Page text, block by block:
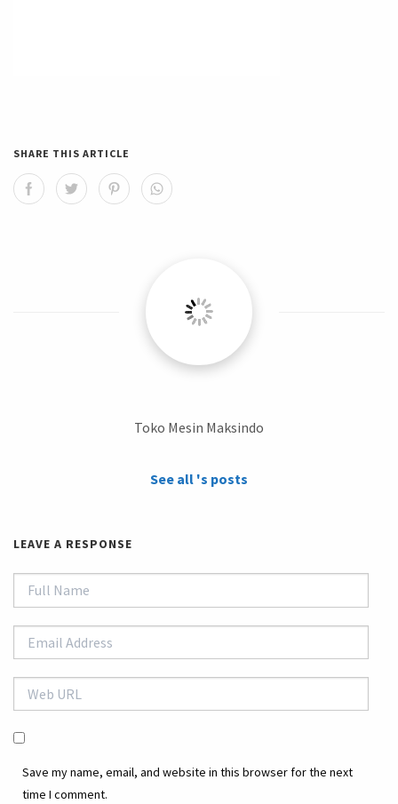
SHARE THIS ARTICLE
Toko Mesin Maksindo
See all 's posts
LEAVE A RESPONSE
Save my name, email, and website in this browser for the next
time I comment.